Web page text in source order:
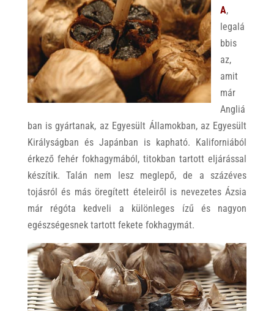
A,
legalá
bbis
az,
amit
már
Angliá
ban is gyártanak, az Egyesült Államokban, az Egyesült
Királyságban és Japánban is kapható. Kaliforniából
érkező fehér fokhagymából, titokban tartott eljárással
készítik. Talán nem lesz meglepő, de a százéves
tojásról és más öregített ételeiről is nevezetes Ázsia
már régóta kedveli a különleges ízű és nagyon
egészségesnek tartott fekete fokhagymát.